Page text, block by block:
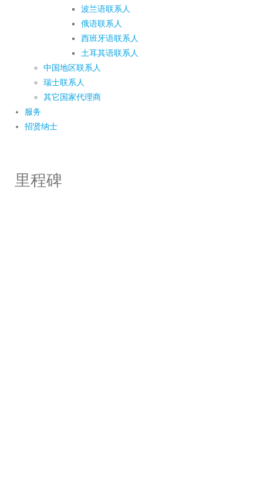
波兰语联系人
俄语联系人
西班牙语联系人
土耳其语联系人
中国地区联系人
瑞士联系人
其它国家代理商
服务
招贤纳士
里程碑